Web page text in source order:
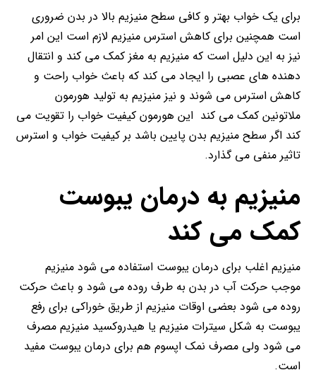
برای یک خواب بهتر و کافی سطح منیزیم بالا در بدن ضروری
است همچنین برای کاهش استرس منیزیم لازم است این امر
نیز به این دلیل است که منیزیم به مغز کمک می کند و انتقال
دهنده های عصبی را ایجاد می کند که باعث خواب راحت و
کاهش استرس می شوند و نیز منیزیم به تولید هورمون
ملاتونین کمک می کند این هورمون کیفیت خواب را تقویت می
کند اگر سطح منیزیم بدن پایین باشد بر کیفیت خواب و استرس
تاثیر منفی می گذارد.
منیزیم به درمان یبوست
کمک می کند
منیزیم اغلب برای درمان یبوست استفاده می شود منیزیم
موجب حرکت آب در بدن به طرف روده می شود و باعث حرکت
روده می شود بعضی اوقات منیزیم از طریق خوراکی برای رفع
یبوست به شکل سیترات منیزیم یا هیدروکسید منیزیم مصرف
می شود ولی مصرف نمک اپسوم هم برای درمان یبوست مفید
است.